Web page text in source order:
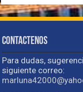
Contactenos
Para dudas,
siguiente correo: